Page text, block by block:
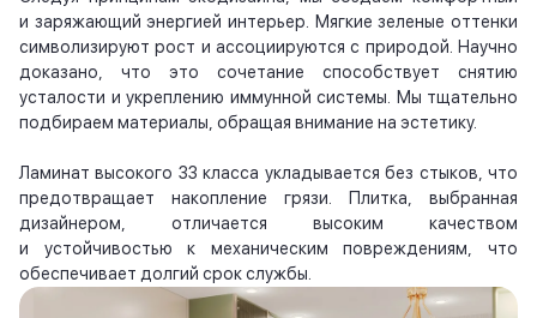
и заряжающий энергией интерьер. Мягкие зеленые оттенки
символизируют рост и ассоциируются с природой. Научно
доказано, что это сочетание способствует снятию
усталости и укреплению иммунной системы. Мы тщательно
подбираем материалы, обращая внимание на эстетику.
Ламинат высокого 33 класса укладывается без стыков, что
предотвращает накопление грязи. Плитка, выбранная
дизайнером, отличается высоким качеством
и устойчивостью к механическим повреждениям, что
обеспечивает долгий срок службы.